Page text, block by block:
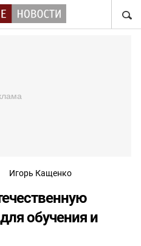
Игорь Кащенко
обучения и